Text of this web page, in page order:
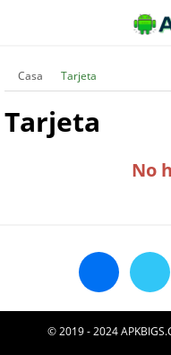
Casa Tarjeta
Tarjeta
No
© 2019 - 2024